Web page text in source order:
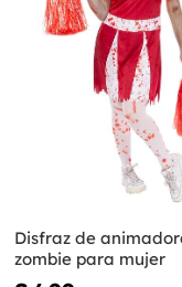
Disfraz de
zombie para mujer